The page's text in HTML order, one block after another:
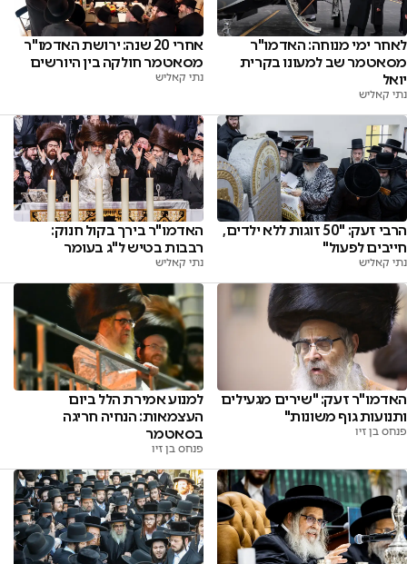
לאחר ימי מנוחה: האדמו"ר
מסאטמר שב למעונו בקרית
יואל
נתי קאליש
אחרי 20 שנה: ירושת האדמו"ר
מסאטמר חולקה בין היורשים
נתי קאליש
הרבי זעק: "50 זוגות ללא ילדים,
חייבים לפעול"
נתי קאליש
האדמו"ר בירך בקול חנוק:
רבבות בטיש ל"ג בעומר
נתי קאליש
האדמו"ר זעק: "שירים מגעילים
ותנועות גוף משונות"
פנחס בן זיו
למנוע אמירת הלל ביום
העצמאות: הנחיה חריגה
בסאטמר
פנחס בן זיו